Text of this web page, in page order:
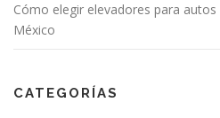
Cómo elegir elevadores para
México
CATEGORÍAS